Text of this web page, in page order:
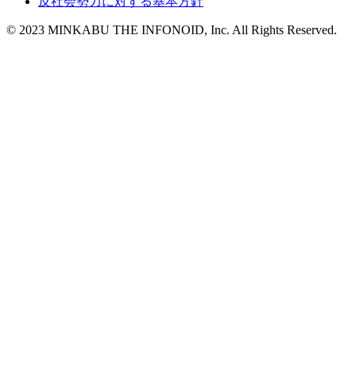
© 2023 MINKABU THE INFONOID, Inc. All Rights Reserved.